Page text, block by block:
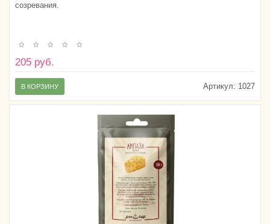
созревания.
205 руб.
Артикул: 1027
В КОРЗИНУ